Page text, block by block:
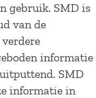
gebruik. SMD is
van de
informatie
SMD
informatie in